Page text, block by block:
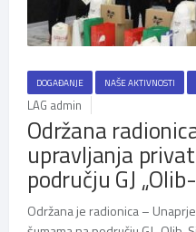
DOGAĐANJE NAŠE AKTIVNOSTI
LAG admin
Održana
upravljanja
području GJ
Održana je radionica –